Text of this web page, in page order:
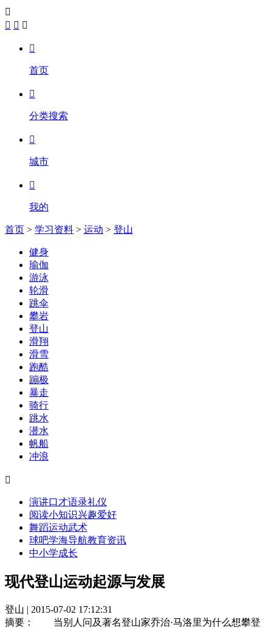

  

首页

分类搜索

城市

我的
首页 > 学习资料 > 运动 > 登山
健身
瑜伽
游泳
轮滑
跳伞
攀岩
登山
滑翔
滑雪
跑酷
蹦极
暴走
骑行
跳水
潜水
帆船
冲浪

演讲口才语录礼仪
阅读小知识兴趣爱好
舞蹈运动武术
球吧学海导航教育资讯
中小学成长
现代登山运动起源与发展
登山 | 2015-07-02 17:12:31
摘要：
当别人问及著名登山家乔治·马洛里为什么想攀登